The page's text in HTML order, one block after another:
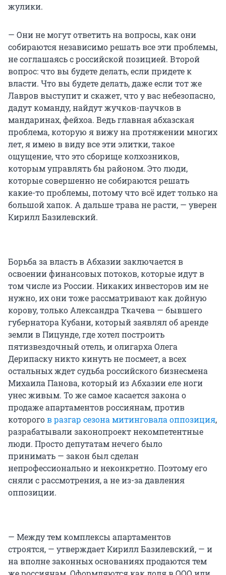
жулики.
— Они не могут ответить на вопросы, как они
собираются независимо решать все эти проблемы,
не соглашаясь с российской позицией. Второй
вопрос: что вы будете делать, если придете к
власти. Что вы будете делать, даже если тот же
Лавров выступит и скажет, что у вас небезопасно,
дадут команду, найдут жучков-паучков в
мандаринах, фейхоа. Ведь главная абхазская
проблема, которую я вижу на протяжении многих
лет, я имею в виду все эти элитки, такое
ощущение, что это сборище колхозников,
которым управлять бы районом. Это люди,
которые совершенно не собираются решать
какие-то проблемы, потому что всё идет только на
большой хапок. А дальше трава не расти, — уверен
Кирилл Базилевский.
Борьба за власть в Абхазии заключается в
освоении финансовых потоков, которые идут в
том числе из России. Никаких инвесторов им не
нужно, их они тоже рассматривают как дойную
корову, только Александра Ткачева — бывшего
губернатора Кубани, который заявлял об аренде
земли в Пицунде, где хотел построить
пятизвездочный отель, и олигарха Олега
Дерипаску никто кинуть не посмеет, а всех
остальных ждет судьба российского бизнесмена
Михаила Панова, который из Абхазии еле ноги
унес живым. То же самое касается закона о
продаже апартаментов россиянам, против
которогов разгар сезона митинговала оппозиция,
разрабатывали законопроект некомпетентные
люди. Просто депутатам нечего было
принимать — закон был сделан
непрофессионально и неконкретно. Поэтому его
сняли с рассмотрения, а не из-за давления
оппозиции.
— Между тем комплексы апартаментов
строятся, — утверждает Кирилл Базилевский, — и
на вполне законных основаниях продаются тем